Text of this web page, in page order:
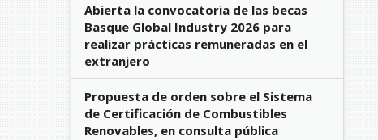
Abierta la convocatoria de las becas
Basque Global Industry 2026 para
realizar prácticas remuneradas en el
extranjero
Propuesta de orden sobre el Sistema
de Certificación de Combustibles
Renovables, en consulta pública